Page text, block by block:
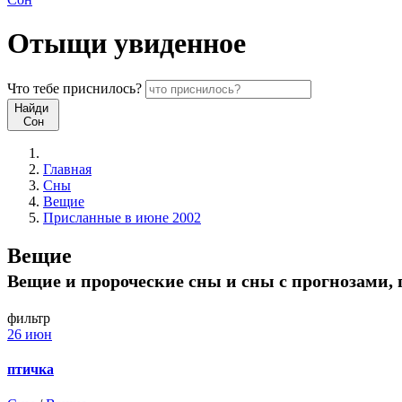
Отыщи увиденное
Что тебе приснилось?
Найди
Сон
Главная
Сны
Вещие
Присланные в июне 2002
Вещие
Вещие и пророческие сны и сны с прогнозами,
фильтр
26 июн
птичка